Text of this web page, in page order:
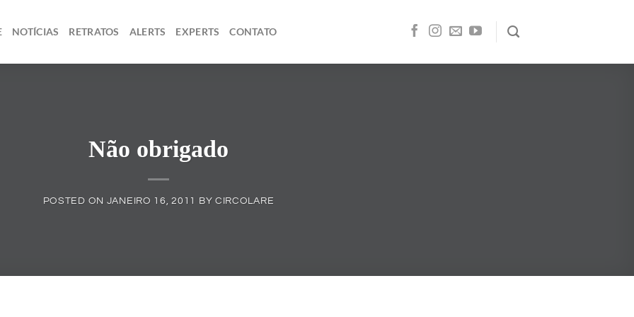
NOTÍCIAS RETRATOS ALERTS EXPERTS CONTATO
Não obrigado
POSTED ON JANEIRO 16, 2011 BY CIRCOLARE